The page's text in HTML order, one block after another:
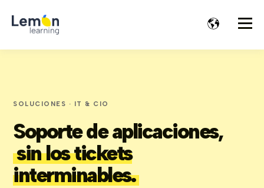
SOLUCIONES · IT & CIO
Soporte de aplicaciones,
sin los tickets
interminables.